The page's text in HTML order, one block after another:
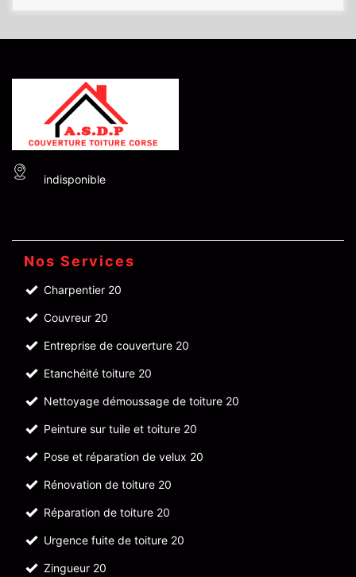
indisponible
Nos Services
Charpentier 20
Couvreur 20
Entreprise de couverture 20
Etanchéité toiture 20
Nettoyage démoussage de toiture 20
Peinture sur tuile et toiture 20
Pose et réparation de velux 20
Rénovation de toiture 20
Réparation de toiture 20
Urgence fuite de toiture 20
Zingueur 20